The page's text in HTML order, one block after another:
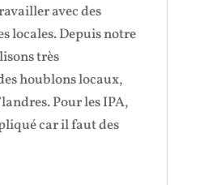
avec des
locales. Depuis notre
très
houblons locaux,
Pour les IPA,
car il faut des